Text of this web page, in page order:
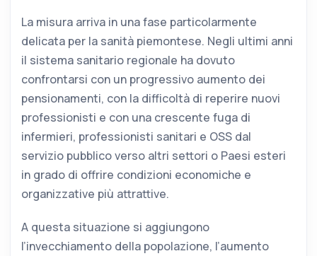
La misura arriva in una fase particolarmente
delicata per la sanità piemontese. Negli ultimi anni
il sistema sanitario regionale ha dovuto
confrontarsi con un progressivo aumento dei
pensionamenti, con la difficoltà di reperire nuovi
professionisti e con una crescente fuga di
infermieri, professionisti sanitari e OSS dal
servizio pubblico verso altri settori o Paesi esteri
in grado di offrire condizioni economiche e
organizzative più attrattive.
A questa situazione si aggiungono
l’invecchiamento della popolazione, l’aumento